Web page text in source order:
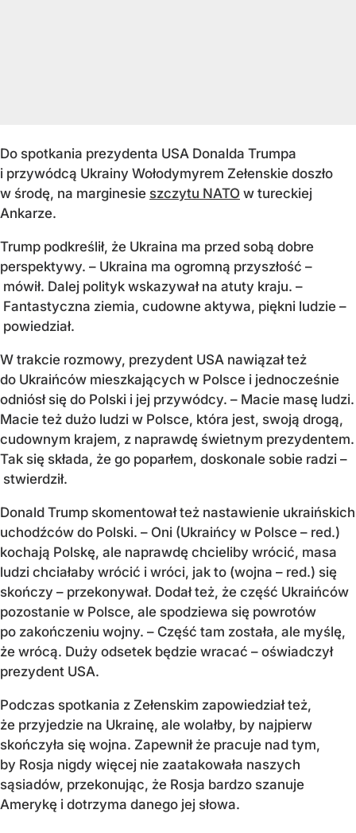
Do spotkania prezydenta USA Donalda Trumpa
i przywódcą Ukrainy Wołodymyrem Zełenskie doszło
w środę, na marginesie szczytu NATO w tureckiej
Ankarze.
Trump podkreślił, że Ukraina ma przed sobą dobre
perspektywy. – Ukraina ma ogromną przyszłość –
mówił. Dalej polityk wskazywał na atuty kraju. –
Fantastyczna ziemia, cudowne aktywa, piękni ludzie –
powiedział.
W trakcie rozmowy, prezydent USA nawiązał też
do Ukraińców mieszkających w Polsce i jednocześnie
odniósł się do Polski i jej przywódcy. – Macie masę ludzi.
Macie też dużo ludzi w Polsce, która jest, swoją drogą,
cudownym krajem, z naprawdę świetnym prezydentem.
Tak się składa, że go poparłem, doskonale sobie radzi –
stwierdził.
Donald Trump skomentował też nastawienie ukraińskich
uchodźców do Polski. – Oni (Ukraińcy w Polsce – red.)
kochają Polskę, ale naprawdę chcieliby wrócić, masa
ludzi chciałaby wrócić i wróci, jak to (wojna – red.) się
skończy – przekonywał. Dodał też, że część Ukraińców
pozostanie w Polsce, ale spodziewa się powrotów
po zakończeniu wojny. – Część tam została, ale myślę,
że wrócą. Duży odsetek będzie wracać – oświadczył
prezydent USA.
Podczas spotkania z Zełenskim zapowiedział też,
że przyjedzie na Ukrainę, ale wolałby, by najpierw
skończyła się wojna. Zapewnił że pracuje nad tym,
by Rosja nigdy więcej nie zaatakowała naszych
sąsiadów, przekonując, że Rosja bardzo szanuje
Amerykę i dotrzyma danego jej słowa.